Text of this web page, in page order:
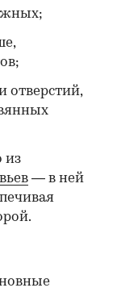
отверстий,
из
— в ней